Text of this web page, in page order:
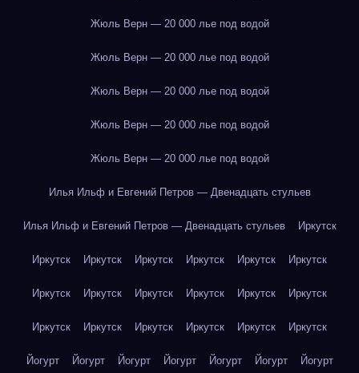
Жюль Верн — 20 000 лье под водой
Жюль Верн — 20 000 лье под водой
Жюль Верн — 20 000 лье под водой
Жюль Верн — 20 000 лье под водой
Жюль Верн — 20 000 лье под водой
Илья Ильф и Евгений Петров — Двенадцать стульев
Илья Ильф и Евгений Петров — Двенадцать стульев Иркутск
Иркутск Иркутск Иркутск Иркутск Иркутск Иркутск
Иркутск Иркутск Иркутск Иркутск Иркутск Иркутск
Иркутск Иркутск Иркутск Иркутск Иркутск Иркутск
Йогурт Йогурт Йогурт Йогурт Йогурт Йогурт Йогурт